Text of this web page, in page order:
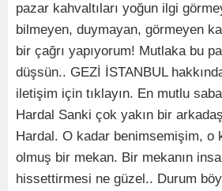
pazar kahvaltıları yoğun ilgi
bilmeyen, duymayan, görmeyen
bir çağrı yapıyorum! Mutlaka bu
düşsün.. GEZİ İSTANBUL
iletişim için tıklayın. En mutlu
Hardal Sanki çok yakın bir
Hardal. O kadar benimsemişim, o
olmuş bir mekan. Bir mekanın
hissettirmesi ne güzel.. Durum